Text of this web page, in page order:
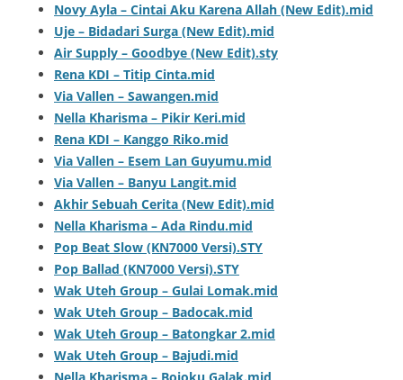
Novy Ayla – Cintai Aku Karena Allah (New Edit).mid
Uje – Bidadari Surga (New Edit).mid
Air Supply – Goodbye (New Edit).sty
Rena KDI – Titip Cinta.mid
Via Vallen – Sawangen.mid
Nella Kharisma – Pikir Keri.mid
Rena KDI – Kanggo Riko.mid
Via Vallen – Esem Lan Guyumu.mid
Via Vallen – Banyu Langit.mid
Akhir Sebuah Cerita (New Edit).mid
Nella Kharisma – Ada Rindu.mid
Pop Beat Slow (KN7000 Versi).STY
Pop Ballad (KN7000 Versi).STY
Wak Uteh Group – Gulai Lomak.mid
Wak Uteh Group – Badocak.mid
Wak Uteh Group – Batongkar 2.mid
Wak Uteh Group – Bajudi.mid